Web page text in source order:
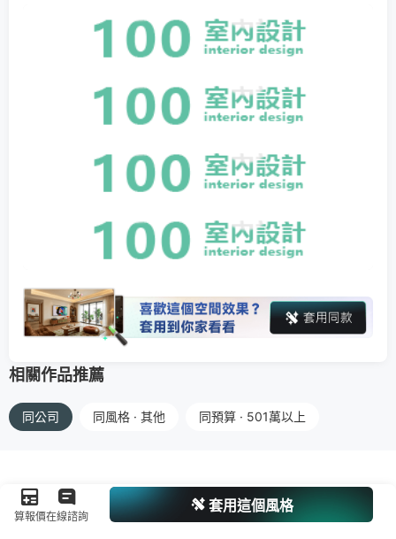
相關作品推薦
同公司 同風格 · 其他 同預算 · 501萬以上
算報價在線諮詢
套用這個風格